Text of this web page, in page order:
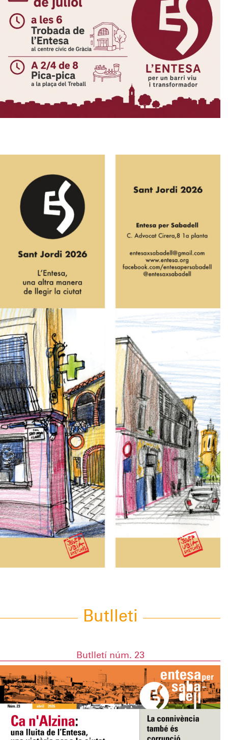
Butlleti
Butlletí núm. 23